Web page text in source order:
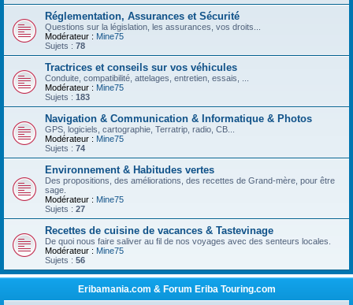
Réglementation, Assurances et Sécurité
Questions sur la législation, les assurances, vos droits...
Modérateur : Mine75
Sujets : 78
Tractrices et conseils sur vos véhicules
Conduite, compatibilité, attelages, entretien, essais, ...
Modérateur : Mine75
Sujets : 183
Navigation & Communication & Informatique & Photos
GPS, logiciels, cartographie, Terratrip, radio, CB...
Modérateur : Mine75
Sujets : 74
Environnement & Habitudes vertes
Des propositions, des améliorations, des recettes de Grand-mère, pour être
sage.
Modérateur : Mine75
Sujets : 27
Recettes de cuisine de vacances & Tastevinage
De quoi nous faire saliver au fil de nos voyages avec des senteurs locales.
Modérateur : Mine75
Sujets : 56
Eribamania.com & Forum Eriba Touring.com